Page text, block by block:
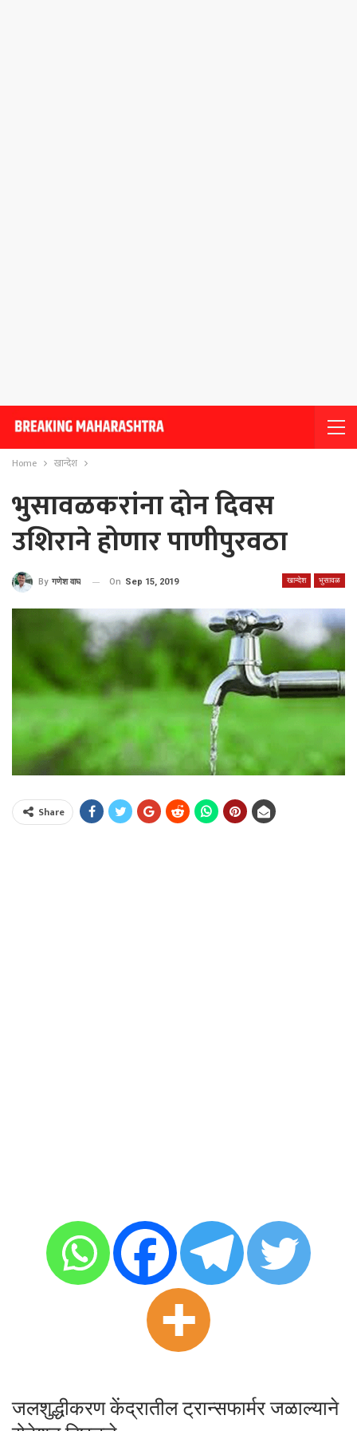
Home खान्देश
भुसावळकरांना दोन दिवस
उशिराने होणार पाणीपुरवठा
खान्देश भुसावळ
By गणेश वाघ On Sep 15, 2019
Share
जलशुद्धीकरण केंद्रातील ट्रान्सफार्मर जळाल्याने